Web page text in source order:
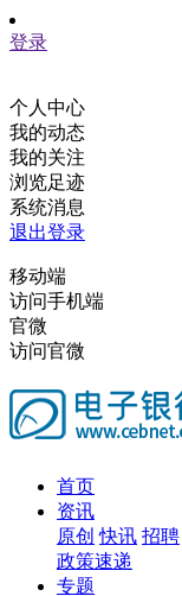
登录
个人中心
我的动态
我的关注
浏览足迹
系统消息
退出登录
移动端
访问手机端
官微
访问官微
首页
资讯
原创 快讯 招聘
政策速递
专题